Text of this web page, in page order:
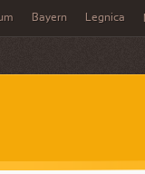
Bayern Legnica